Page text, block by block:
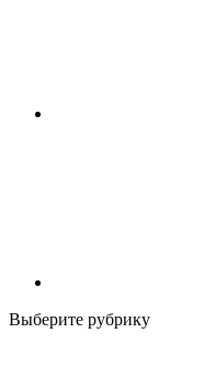
Выберите рубрику